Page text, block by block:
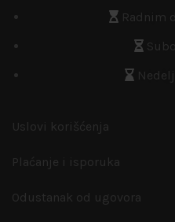
Radnim
Uslovi korišćenja
Plaćanje i isporuka
Odustanak od ugovora